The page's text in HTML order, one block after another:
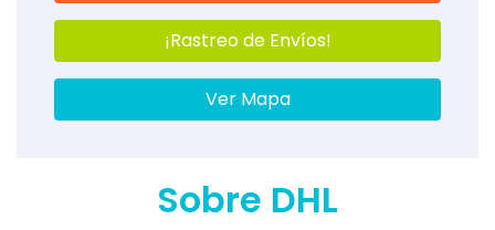
¡Rastreo de Envíos!
Ver Mapa
Sobre DHL